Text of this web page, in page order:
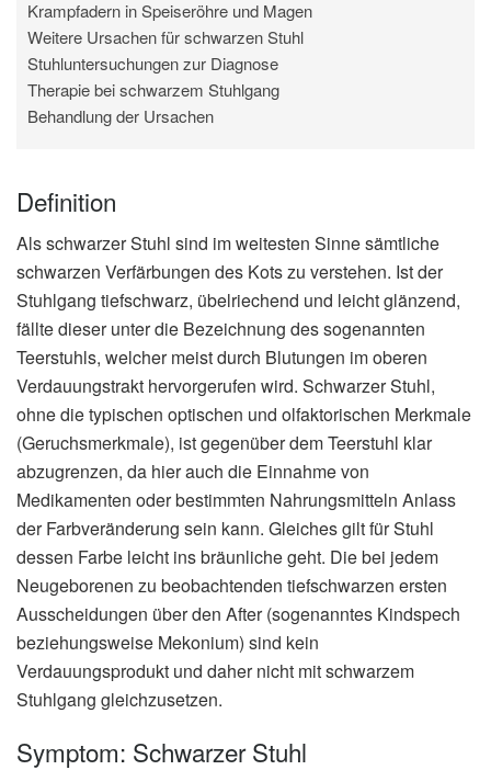
Krampfadern in Speiseröhre und Magen
Weitere Ursachen für schwarzen Stuhl
Stuhluntersuchungen zur Diagnose
Therapie bei schwarzem Stuhlgang
Behandlung der Ursachen
Definition
Als schwarzer Stuhl sind im weitesten Sinne sämtliche
schwarzen Verfärbungen des Kots zu verstehen. Ist der
Stuhlgang tiefschwarz, übelriechend und leicht glänzend,
fällte dieser unter die Bezeichnung des sogenannten
Teerstuhls, welcher meist durch Blutungen im oberen
Verdauungstrakt hervorgerufen wird. Schwarzer Stuhl,
ohne die typischen optischen und olfaktorischen Merkmale
(Geruchsmerkmale), ist gegenüber dem Teerstuhl klar
abzugrenzen, da hier auch die Einnahme von
Medikamenten oder bestimmten Nahrungsmitteln Anlass
der Farbveränderung sein kann. Gleiches gilt für Stuhl
dessen Farbe leicht ins bräunliche geht. Die bei jedem
Neugeborenen zu beobachtenden tiefschwarzen ersten
Ausscheidungen über den After (sogenanntes Kindspech
beziehungsweise Mekonium) sind kein
Verdauungsprodukt und daher nicht mit schwarzem
Stuhlgang gleichzusetzen.
Symptom: Schwarzer Stuhl